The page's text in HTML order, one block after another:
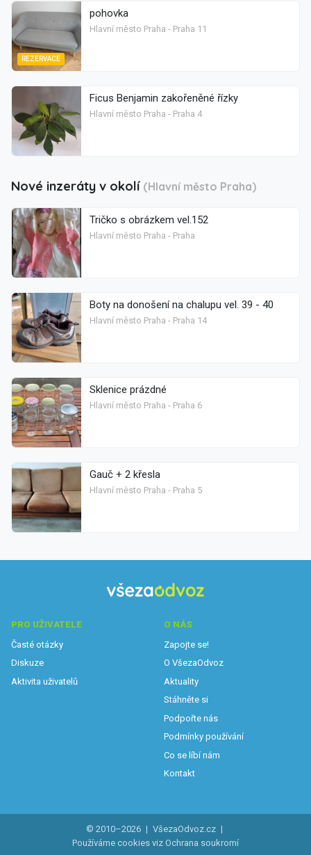
REZERVACE
pohovka
Hlavní město Praha - Praha 11
Ficus Benjamin zakořeněné řízky
Hlavní město Praha - Praha 4
Nové inzeráty v okolí (Hlavní město Praha)
Tričko s obrázkem vel.152
Hlavní město Praha - Praha
Boty na donošení na chalupu vel. 39 - 40
Hlavní město Praha - Praha 14
Sklenice prázdné
Hlavní město Praha - Praha 6
Gauč + 2 křesla
Hlavní město Praha - Praha 5
PRO UŽIVATELE
Časté otázky
Diskuze
Aktivita uživatelů
O NÁS
Zapojte se!
O VšezaOdvoz
Aktuality
Stáhněte si
Podpořte nás
Podmínky používání
Co se líbí nám
Kontakt
© 2010–2026 | VšezaOdvoz.cz |
Používáme cookies viz Ochrana soukromí